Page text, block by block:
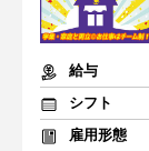
給与
シフト
雇用形態